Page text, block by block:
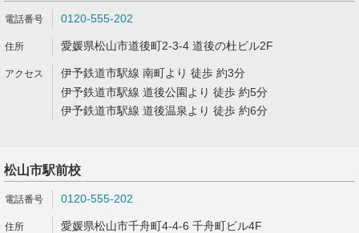
0120-555-202
愛媛県松山市道後町2-3-4 道後の杜ビル2F
伊予鉄道市駅線 南町より 徒歩 約3分
伊予鉄道市駅線 道後公園より 徒歩 約5分
伊予鉄道市駅線 道後温泉より 徒歩 約6分
松山市駅前校
0120-555-202
愛媛県松山市千舟町4-4-6 千舟町ビル4F